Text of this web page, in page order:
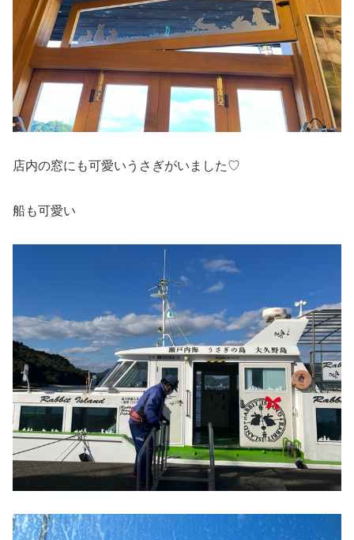
店内の窓にも可愛いうさぎがいました♡
船も可愛い